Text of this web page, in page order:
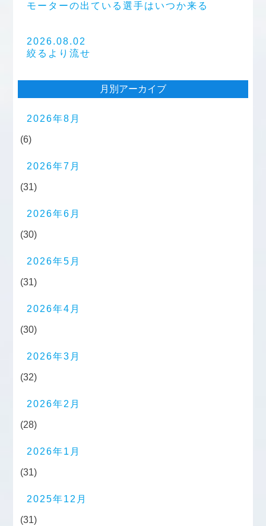
モーターの出ている選手はいつか来る
2026.08.02
絞るより流せ
月別アーカイブ
2026年8月
(6)
2026年7月
(31)
2026年6月
(30)
2026年5月
(31)
2026年4月
(30)
2026年3月
(32)
2026年2月
(28)
2026年1月
(31)
2025年12月
(31)